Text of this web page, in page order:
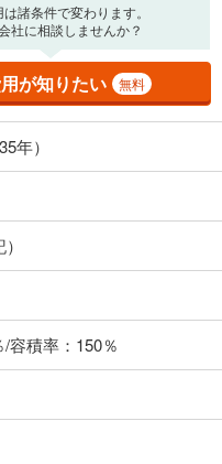
1,180万円
金額を入力してくださ
が目安です。
万円
/回
の返済額に加えて、ボー
ください。
初期設定で自動入力されてい
利とは何ら関係がなく、実際
ます。入力された金利を35年
諸条件で変わります。
社に相談しませんか？
が知りたい 無料
年）
容積率：150％